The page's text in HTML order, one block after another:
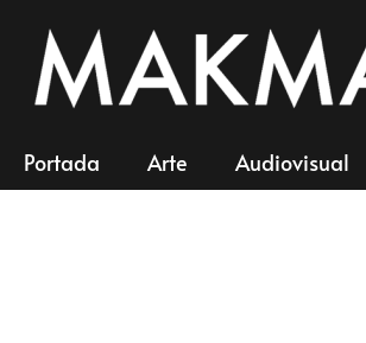
Portada Arte Audiovisual